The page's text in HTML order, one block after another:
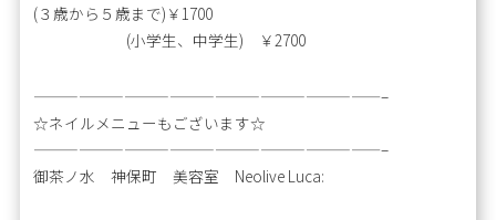
(３歳から５歳まで)￥1700
(小学生、中学生) ￥2700
———————————————————————–
☆ネイルメニューもございます☆
———————————————————————–
御茶ノ水 神保町 美容室 Neolive Luca: